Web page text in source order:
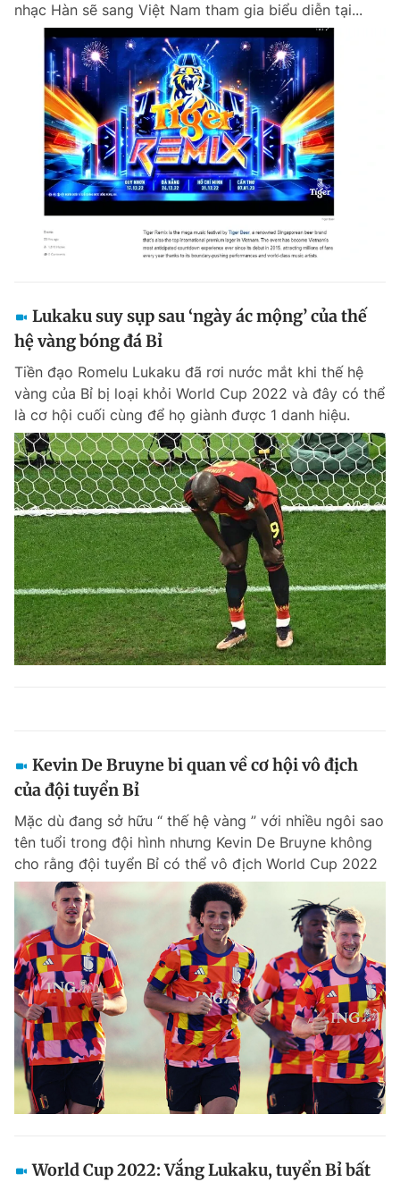
nhạc Hàn sẽ sang Việt Nam tham gia biểu diễn tại...
Lukaku suy sụp sau ‘ngày ác mộng’ của thế
hệ vàng bóng đá Bỉ
Tiền đạo Romelu Lukaku đã rơi nước mắt khi thế hệ
vàng của Bỉ bị loại khỏi World Cup 2022 và đây có thể
là cơ hội cuối cùng để họ giành được 1 danh hiệu.
Kevin De Bruyne bi quan về cơ hội vô địch
của đội tuyển Bỉ
Mặc dù đang sở hữu “ thế hệ vàng ” với nhiều ngôi sao
tên tuổi trong đội hình nhưng Kevin De Bruyne không
cho rằng đội tuyển Bỉ có thể vô địch World Cup 2022
World Cup 2022: Vắng Lukaku, tuyển Bỉ bất